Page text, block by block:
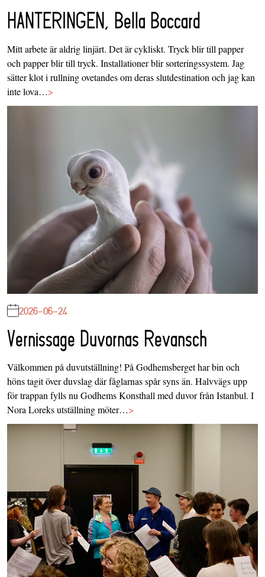
HANTERINGEN, Bella Boccard
Mitt arbete är aldrig linjärt. Det är cykliskt. Tryck blir till papper
och papper blir till tryck. Installationer blir sorteringssystem. Jag
sätter klot i rullning ovetandes om deras slutdestination och jag kan
inte lova…>
2026-06-24
Vernissage Duvornas Revansch
Välkommen på duvutställning! På Godhemsberget har bin och
höns tagit över duvslag där fåglarnas spår syns än. Halvvägs upp
för trappan fylls nu Godhems Konsthall med duvor från Istanbul. I
Nora Loreks utställning möter…>